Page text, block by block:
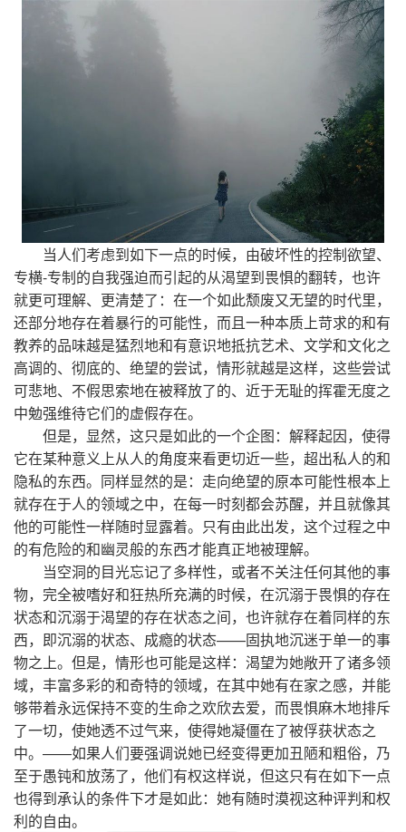
当人们考虑到如下一点的时候，由破坏性的控制欲望、
专横-专制的自我强迫而引起的从渴望到畏惧的翻转，也许
就更可理解、更清楚了：在一个如此颓废又无望的时代里，
还部分地存在着暴行的可能性，而且一种本质上苛求的和有
教养的品味越是猛烈地和有意识地抵抗艺术、文学和文化之
高调的、彻底的、绝望的尝试，情形就越是这样，这些尝试
可悲地、不假思索地在被释放了的、近于无耻的挥霍无度之
中勉强维待它们的虚假存在。
但是，显然，这只是如此的一个企图：解释起因，使得
它在某种意义上从人的角度来看更切近一些，超出私人的和
隐私的东西。同样显然的是：走向绝望的原本可能性根本上
就存在于人的领域之中，在每一时刻都会苏醒，并且就像其
他的可能性一样随时显露着。只有由此出发，这个过程之中
的有危险的和幽灵般的东西才能真正地被理解。
当空洞的目光忘记了多样性，或者不关注任何其他的事
物，完全被嗜好和狂热所充满的时候，在沉溺于畏惧的存在
状态和沉溺于渴望的存在状态之间，也许就存在着同样的东
西，即沉溺的状态、成瘾的状态——固执地沉迷于单一的事
物之上。但是，情形也可能是这样：渴望为她敞开了诸多领
域，丰富多彩的和奇特的领域，在其中她有在家之感，并能
够带着永远保持不变的生命之欢欣去爱，而畏惧麻木地排斥
了一切，使她透不过气来，使得她凝僵在了被俘获状态之
中。——如果人们要强调说她已经变得更加丑陋和粗俗，乃
至于愚钝和放荡了，他们有权这样说，但这只有在如下一点
也得到承认的条件下才是如此：她有随时漠视这种评判和权
利的自由。